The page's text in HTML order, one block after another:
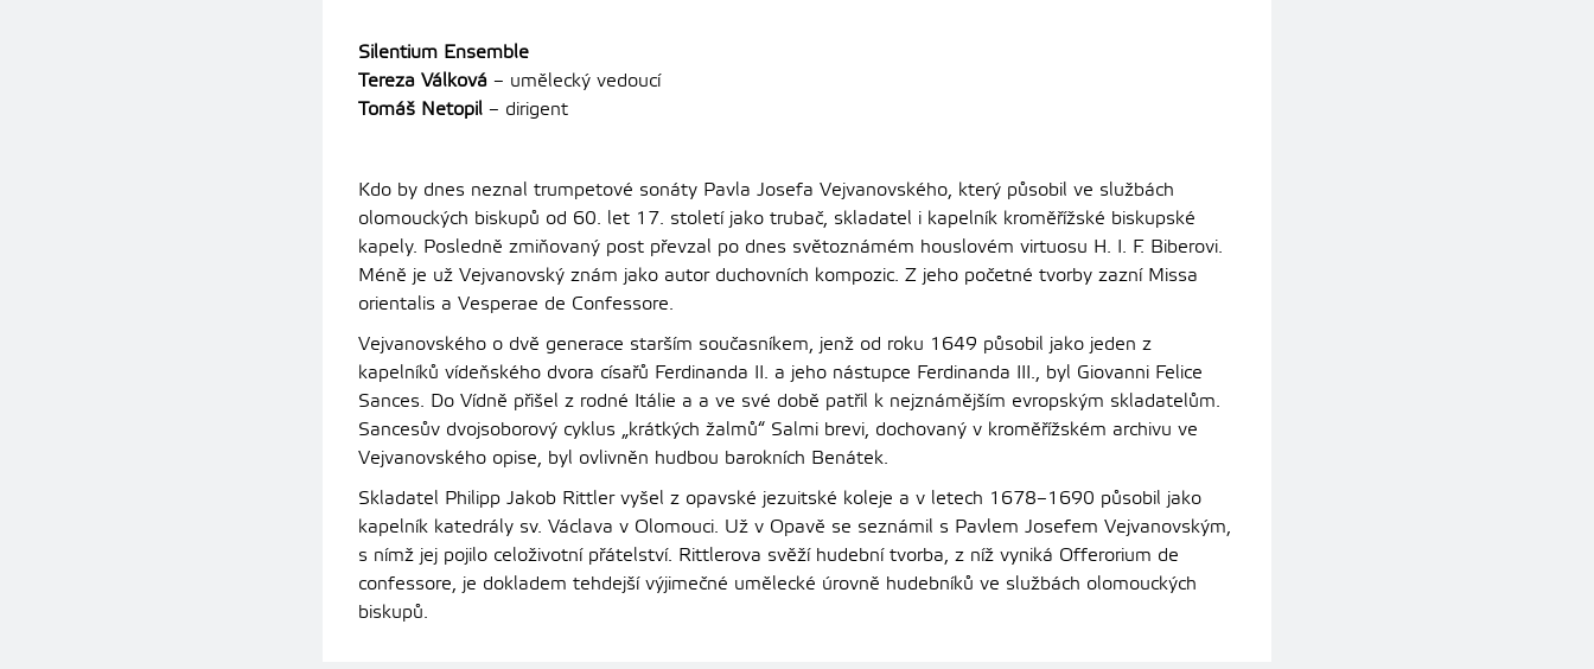
Silentium Ensemble
Tereza Válková – umělecký vedoucí
Tomáš Netopil – dirigent
Kdo by dnes neznal trumpetové sonáty Pavla Josefa Vejvanovského, který působil ve službách
olomouckých biskupů od 60. let 17. století jako trubač, skladatel i kapelník kroměřížské biskupské
kapely. Posledně zmiňovaný post převzal po dnes světoznámém houslovém virtuosu H. I. F. Biberovi.
Méně je už Vejvanovský znám jako autor duchovních kompozic. Z jeho početné tvorby zazní Missa
orientalis a Vesperae de Confessore.
Vejvanovského o dvě generace starším současníkem, jenž od roku 1649 působil jako jeden z
kapelníků vídeňského dvora císařů Ferdinanda II. a jeho nástupce Ferdinanda III., byl Giovanni Felice
Sances. Do Vídně přišel z rodné Itálie a a ve své době patřil k nejznámějším evropským skladatelům.
Sancesův dvojsoborový cyklus „krátkých žalmů“ Salmi brevi, dochovaný v kroměřížském archivu ve
Vejvanovského opise, byl ovlivněn hudbou barokních Benátek.
Skladatel Philipp Jakob Rittler vyšel z opavské jezuitské koleje a v letech 1678–1690 působil jako
kapelník katedrály sv. Václava v Olomouci. Už v Opavě se seznámil s Pavlem Josefem Vejvanovským,
s nímž jej pojilo celoživotní přátelství. Rittlerova svěží hudební tvorba, z níž vyniká Offerorium de
confessore, je dokladem tehdejší výjimečné umělecké úrovně hudebníků ve službách olomouckých
biskupů.